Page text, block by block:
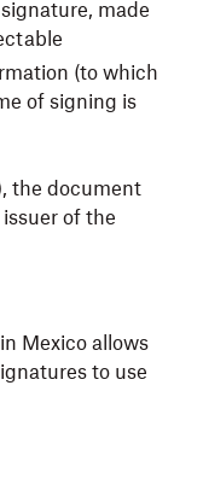
made
(to which
of signing is
the document
of the
Mexico allows
to use